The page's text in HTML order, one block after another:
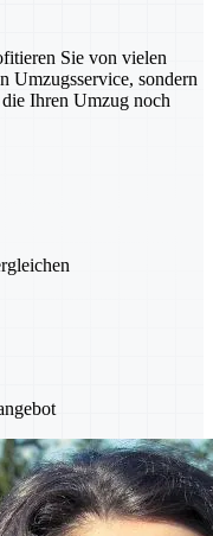
Sie von vielen
Umzugsservice, sondern
Ihren Umzug noch